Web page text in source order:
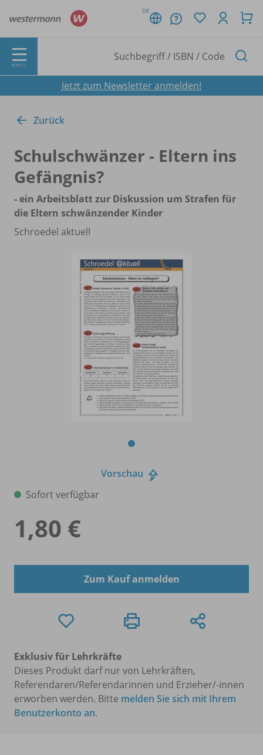
DE
MENÜ
Jetzt zum Newsletter anmelden!
Zurück
Schulschwänzer - Eltern ins
Gefängnis?
- ein Arbeitsblatt zur Diskussion um Strafen für
die Eltern schwänzender Kinder
Schroedel aktuell
Vorschau
Sofort verfügbar
1,80 €
Zum Kauf anmelden
Exklusiv für Lehrkräfte
Dieses Produkt darf nur von Lehrkräften,
Referendaren/Referendarinnen und Erzieher/-innen
erworben werden. Bitte melden Sie sich mit Ihrem
Benutzerkonto an.